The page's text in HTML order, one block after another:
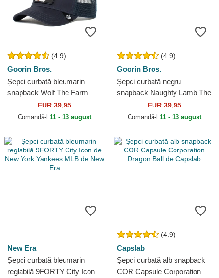
(4.9)
Goorin Bros.
Șepci curbată bleumarin
snapback Wolf The Farm
Goorin Bros.EUR 39,95
Comandă-l 11 - 13 august
(4.9)
Goorin Bros.
Șepci curbată negru
snapback Naughty Lamb The
Farm Goorin Bros.
EUR 39,95
Comandă-l 11 - 13 august
New Era
Șepci curbată bleumarin
reglabilă 9FORTY City Icon
(4.9)
Capslab
Șepci curbată alb snapback
COR Capsule Corporation